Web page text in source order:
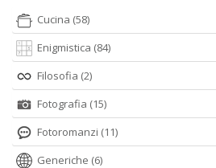
Cucina (58)
Enigmistica (84)
Filosofia (2)
Fotografia (15)
Fotoromanzi (11)
Generiche (6)